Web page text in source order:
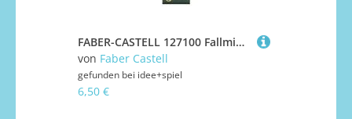
FABER-CASTELL 127100 Fallmine TK 9071 HB 2,0mm 10 Stück
von Faber Castell
gefunden bei idee+spiel
6,50 €